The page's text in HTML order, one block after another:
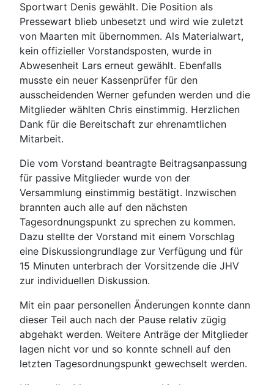
Sportwart Denis gewählt. Die Position als
Pressewart blieb unbesetzt und wird wie zuletzt
von Maarten mit übernommen. Als Materialwart,
kein offizieller Vorstandsposten, wurde in
Abwesenheit Lars erneut gewählt. Ebenfalls
musste ein neuer Kassenprüfer für den
ausscheidenden Werner gefunden werden und die
Mitglieder wählten Chris einstimmig. Herzlichen
Dank für die Bereitschaft zur ehrenamtlichen
Mitarbeit.
Die vom Vorstand beantragte Beitragsanpassung
für passive Mitglieder wurde von der
Versammlung einstimmig bestätigt. Inzwischen
brannten auch alle auf den nächsten
Tagesordnungspunkt zu sprechen zu kommen.
Dazu stellte der Vorstand mit einem Vorschlag
eine Diskussiongrundlage zur Verfügung und für
15 Minuten unterbrach der Vorsitzende die JHV
zur individuellen Diskussion.
Mit ein paar personellen Änderungen konnte dann
dieser Teil auch nach der Pause relativ zügig
abgehakt werden. Weitere Anträge der Mitglieder
lagen nicht vor und so konnte schnell auf den
letzten Tagesordnungspunkt gewechselt werden.